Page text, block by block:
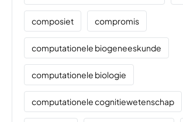
composiet compromis
computationele biogeneeskunde
computationele biologie
computationele cognitiewetenschap